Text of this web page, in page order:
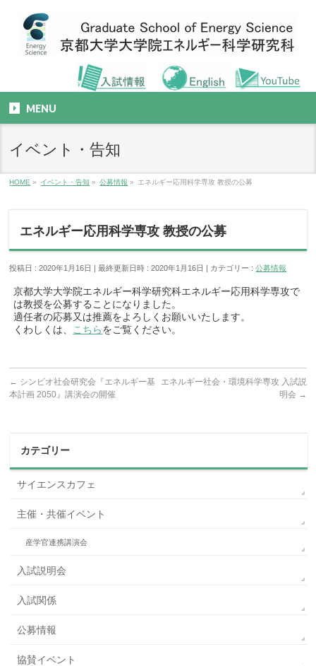
MENU
イベント・告知
HOME » イベント・告知 » 公募情報 » エネルギー応用科学専攻 教授の公募
エネルギー応用科学専攻 教授の公募
投稿日 : 2020年1月16日 最終更新日時 : 2020年1月16日 カテゴリー :公募情報
京都大学大学院エネルギー科学研究科エネルギー応用科学専攻で
は教授を公募することになりました。
適任者の応募又は推薦をよろしくお願いいたします。
くわしくは、 こちらをご覧ください。
← シンビオ社会研究会『エネルギー基
本計画 2050』講演会の開催
エネルギー社会・環境科学専攻 入試説
明会 →
カテゴリー
サイエンスカフェ
主催・共催イベント
産学官連携講演会
入試説明会
入試関係
公募情報
協賛イベント